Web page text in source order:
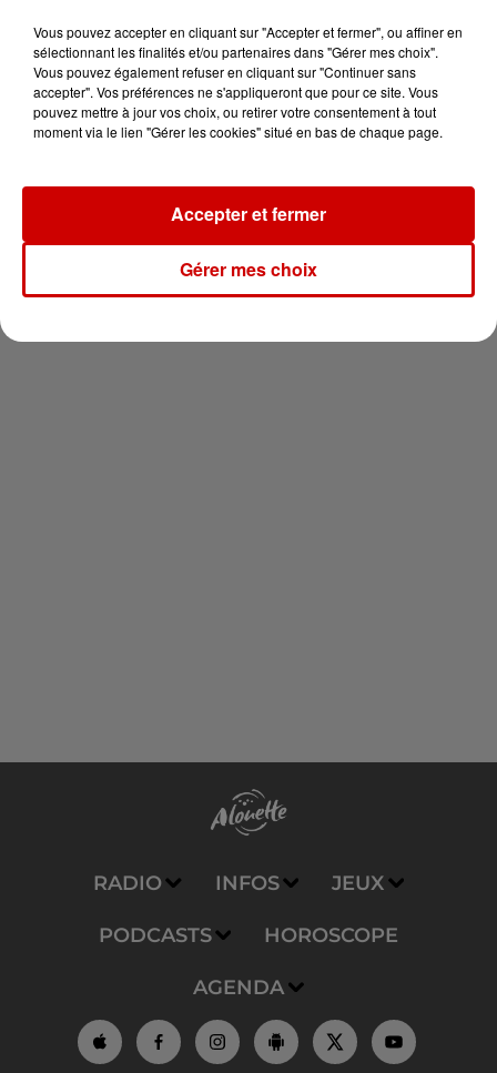
Le Duel - Gagnez votre balade
en jet ski !
Newsletter
RADIO INFOS JEUX
PODCASTS HOROSCOPE
AGENDA
Vous pouvez accepter en cliquant sur "Accepter et fermer", ou affiner en
sélectionnant les finalités et/ou partenaires dans "Gérer mes choix".
Vous pouvez également refuser en cliquant sur "Continuer sans
accepter". Vos préférences ne s'appliqueront que pour ce site. Vous
pouvez mettre à jour vos choix, ou retirer votre consentement à tout
moment via le lien "Gérer les cookies" situé en bas de chaque page.
Gérer mes choix
Accepter et fermer